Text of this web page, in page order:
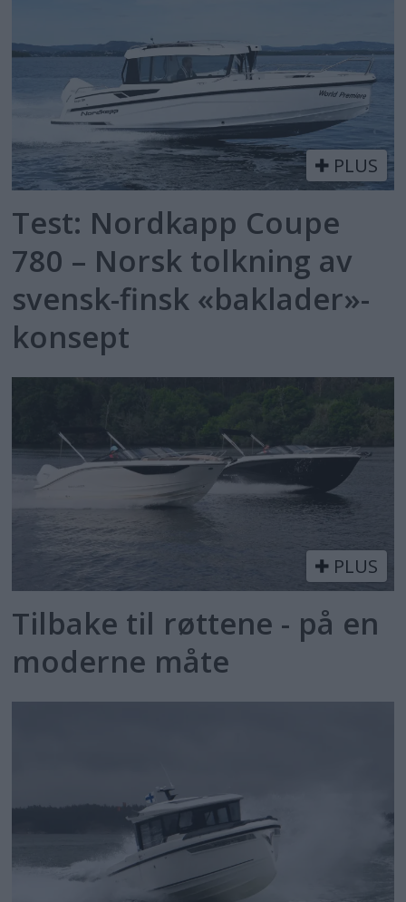
PLUS
Test: Nordkapp Coupe
780 – Norsk tolkning av
svensk-finsk «baklader»-
konsept
PLUS
Tilbake til røttene - på en
moderne måte